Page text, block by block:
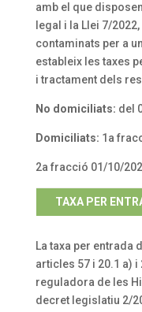
amb el que
legal i la Llei 7/
contaminats per a
estableix les taxes
i tractament dels
No domiciliats: del
Domiciliats: 1a
2a fracció 01/10/
TAXA PER
La taxa per entrada
articles 57 i 20.1 a) i
reguladora de les
decret legislatiu 2/